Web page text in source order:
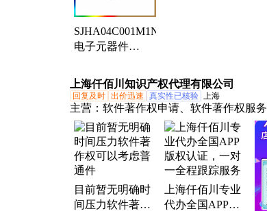
SJHA04C001M1N46
电子元器件
次暂无
上海仟佰川知识产权代理有限公司
回复及时 出价迅速 真实性已核验 上海
主营： 软件著作权申请、软件著作权服务
目前暂无明确时
间压力软件著作
上海仟佰川专业
代办全国APP版